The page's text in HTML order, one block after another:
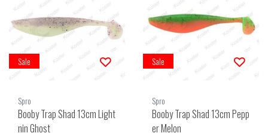
Sale
Spro
Booby Trap Shad 13cm Light
nin Ghost
Sale
Spro
Booby Trap Shad 13cm Pepp
er Melon